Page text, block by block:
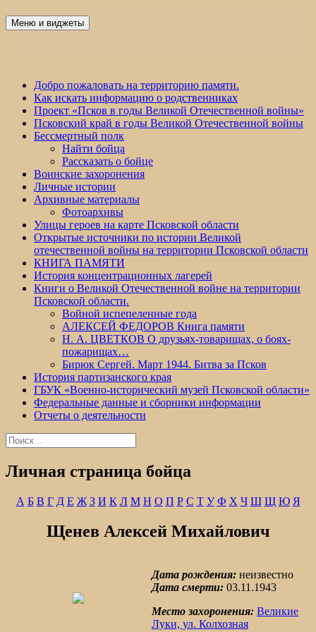
Победа 60
Меню и виджеты
Добро пожаловать на территорию памяти.
Как искать информацию о родственниках
Проект «Псков в годы Великой Отечественной войны»
Псковский край в годы Великой Отечественной войны
Бессмертный полк
Найти бойца
Рассказать о бойце
Воинские захоронения
Личные истории
Архивные материалы
Фотоархивы
Улицы героев на карте Псковской области
Открытые источники по истории Великой
отечественной войны на территории Псковской области
КНИГА ПАМЯТИ
История концентрационных лагерей
Книги о Великой Отечественной войне на территории
Псковской области.
Войной испепеленные года
АЛЕКСЕЙ ФЕДОРОВ Книга памяти
Н. А. ЦВЕТКОВ О друзьях-товарищах, о боях-
пожарищах…
Бирюк Сергей. Март 1944. Битва за Псков
История партизанского края
ГБУК «Военно-исторический музей Псковской области»
Федеральные данные и сборники информации
Отчеты о деятельности
Найти:
Личная страница бойца
А Б В Г Д Е Ж З И К Л М Н О П Р С Т У Ф Х Ч Ш Щ Ю Я
Щенев Алексей Михайлович
Дата рождения: неизвестно
Дата смерти: 03.11.1943
Место захоронения: Великие
Луки, ул. Колхозная